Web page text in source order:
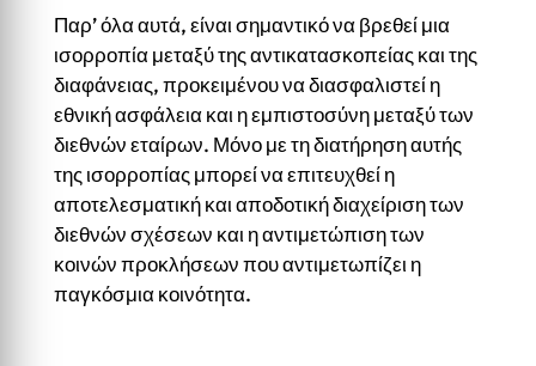
Παρ’ όλα αυτά, είναι σημαντικό να βρεθεί μια
ισορροπία μεταξύ της αντικατασκοπείας και της
διαφάνειας, προκειμένου να διασφαλιστεί η
εθνική ασφάλεια και η εμπιστοσύνη μεταξύ των
διεθνών εταίρων. Μόνο με τη διατήρηση αυτής
της ισορροπίας μπορεί να επιτευχθεί η
αποτελεσματική και αποδοτική διαχείριση των
διεθνών σχέσεων και η αντιμετώπιση των
κοινών προκλήσεων που αντιμετωπίζει η
παγκόσμια κοινότητα.